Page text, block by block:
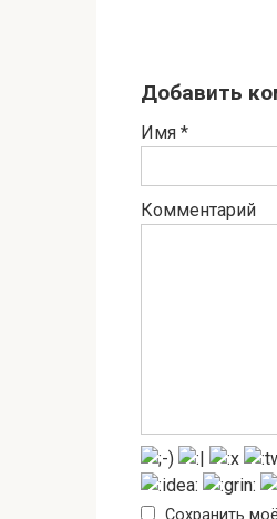
Добавить
Имя *
Комментарий
Сохранить